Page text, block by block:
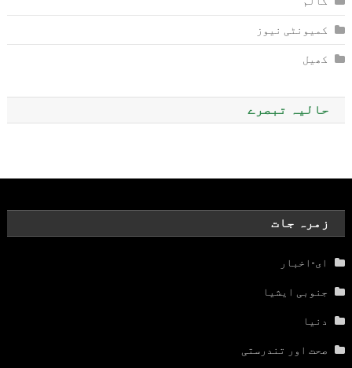
کمیونٹی نیوز
کھیل
حالیہ تبصرے
زمرہ جات
ای-اخبار
جنوبی ایشیا
دنیا
صحت اور تندرستی